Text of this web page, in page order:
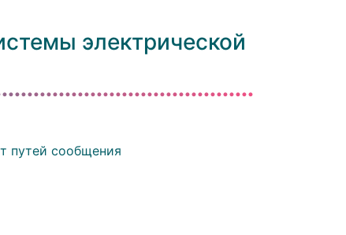
электрической
путей сообщения